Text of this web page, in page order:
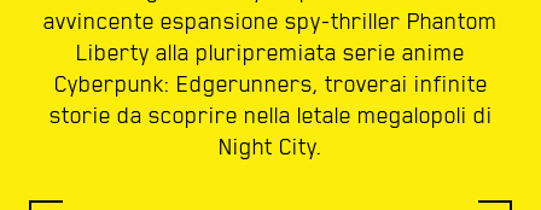
avvincente espansione spy-thriller Phantom
Liberty alla pluripremiata serie anime
Cyberpunk: Edgerunners, troverai infinite
storie da scoprire nella letale megalopoli di
Night City.